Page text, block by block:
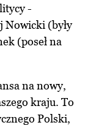
-
Nowicki (były
(poseł na
na nowy,
kraju. To
Polski,